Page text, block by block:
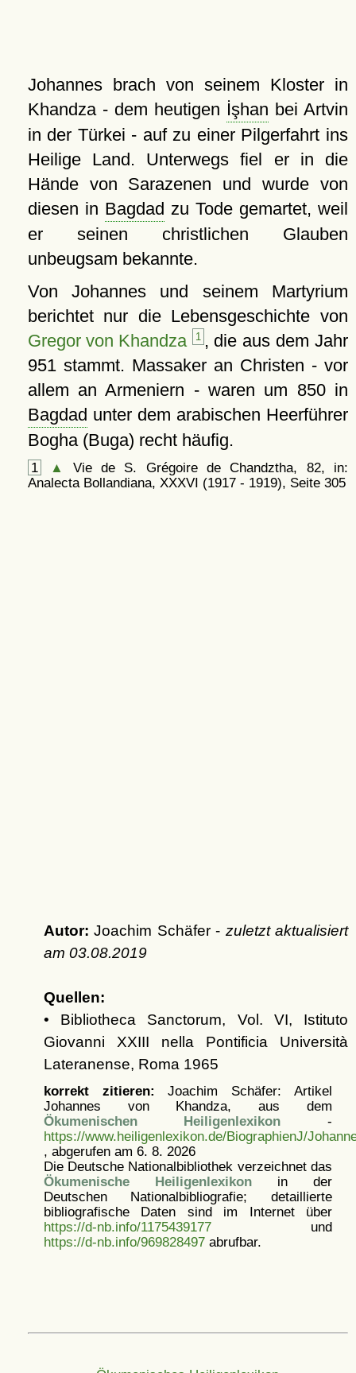
Johannes brach von seinem Kloster in
Khandza - dem heutigen İşhan bei Artvin
in der Türkei - auf zu einer Pilgerfahrt ins
Heilige Land. Unterwegs fiel er in die
Hände von Sarazenen und wurde von
diesen in Bagdad zu Tode gemartet, weil
er seinen christlichen Glauben
unbeugsam bekannte.
Von Johannes und seinem Martyrium
berichtet nur die Lebensgeschichte von
Gregor von Khandza
1 , die aus dem Jahr
951 stammt. Massaker an Christen - vor
allem an Armeniern - waren um 850 in
Bagdad unter dem arabischen Heerführer
Bogha (Buga) recht häufig.
1 ▲
Vie de S. Grégoire de Chandztha, 82, in:
Analecta Bollandiana, XXXVI (1917 - 1919), Seite 305
Autor: Joachim Schäfer - zuletzt aktualisiert
am 03.08.2019
Quellen:
• Bibliotheca Sanctorum, Vol. VI, Istituto
Giovanni XXIII nella Pontificia Università
Lateranense, Roma 1965
korrekt zitieren: Joachim Schäfer: Artikel
Johannes von Khandza, aus dem
Ökumenischen Heiligenlexikon -
https://www.heiligenlexikon.de/BiographienJ/
, abgerufen am 6. 8. 2026
Die Deutsche Nationalbibliothek verzeichnet das
Ökumenische Heiligenlexikonin der
Deutschen Nationalbibliografie; detaillierte
bibliografische Daten sind im Internet über
https://d-nb.info/1175439177und
https://d-nb.info/969828497abrufbar.